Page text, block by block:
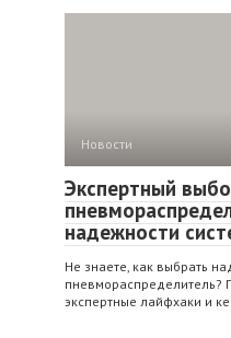
Новости
Экспертный
надежности
Не знаете, как выбрать
пневмораспределитель?
экспертные лайфхаки и